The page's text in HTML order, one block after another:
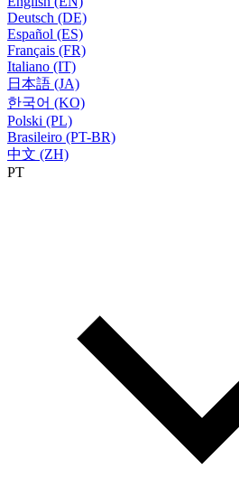
Deutsch (DE)
Español (ES)
Français (FR)
Italiano (IT)
日本語 (JA)
한국어 (KO)
Polski (PL)
Brasileiro (PT-BR)
中文 (ZH)
PT